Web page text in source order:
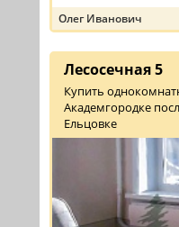
Олег Иванович
Лесосечная 5
Купить
Академгородке
Ельцовке